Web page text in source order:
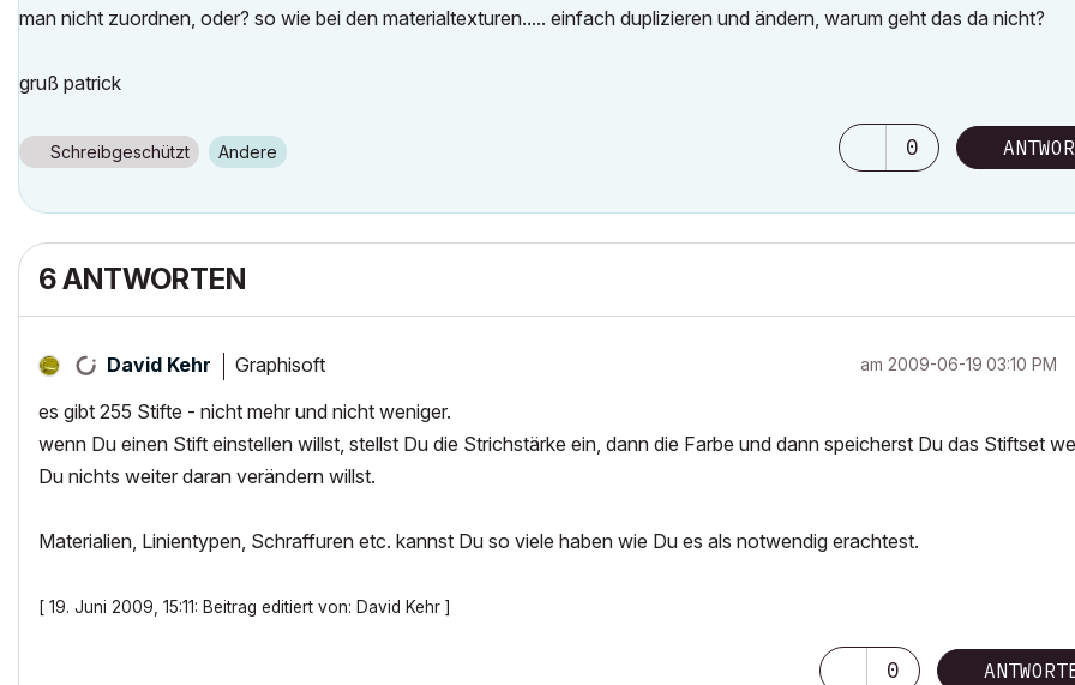
man nicht zuordnen, oder? so wie bei den materialtexturen..... einfach duplizieren und ändern, warum geht das da nicht?
gruß patrick
Schreibgeschützt Andere 0
6 ANTWORTEN
David Kehr Graphisoft am ‎2009-06-19 03:10 PM
es gibt 255 Stifte - nicht mehr und nicht weniger.
wenn Du einen Stift einstellen willst, stellst Du die Strichstärke ein, dann die Farbe und dann speicherst Du das Stiftset
Du nichts weiter daran verändern willst.
Materialien, Linientypen, Schraffuren etc. kannst Du so viele haben wie Du es als notwendig erachtest.
[ 19. Juni 2009, 15:11: Beitrag editiert von: David Kehr ]
0